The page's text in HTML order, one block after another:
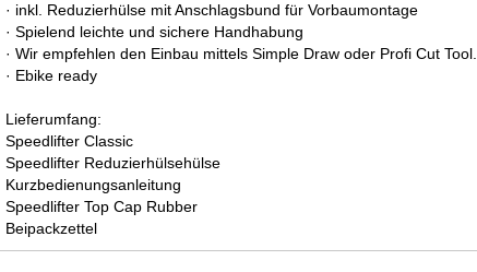
· inkl. Reduzierhülse mit Anschlagsbund für Vorbaumontage
· Spielend leichte und sichere Handhabung
· Wir empfehlen den Einbau mittels Simple Draw oder Profi Cut Tool.
· Ebike ready
Lieferumfang:
Speedlifter Classic
Speedlifter Reduzierhülsehülse
Kurzbedienungsanleitung
Speedlifter Top Cap Rubber
Beipackzettel